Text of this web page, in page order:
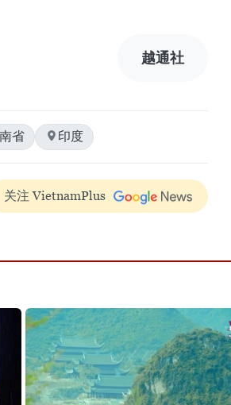
越通社
省 印度
关注 VietnamPlus